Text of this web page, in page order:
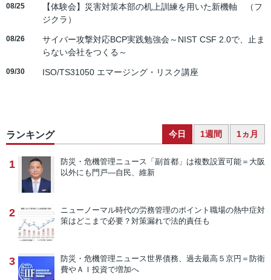
08/25
【体験会】災害対策本部の机上訓練を用いた新機軸 （フ
ジクラ）
08/26
サイバー攻撃対応BCP実践勉強会～NIST CSF 2.0で、止ま
らない会社をつくる～
09/30 ISO/TS31050 エマージング・リスク講座
ランキング 今日 1週間 1ヵ月
1 防災・危機管理ニュース 「副首都」は複数設置可能＝大阪
以外にも門戸―自民、維新
2 ニューノーマル時代の労務管理のポイント 職場の熱中症対
策はどこまで必要？対策漏れで法的責任も
3 防災・危機管理ニュース世界債務、過去最高５京円＝防衛
費やＡＩ投資で増加へ